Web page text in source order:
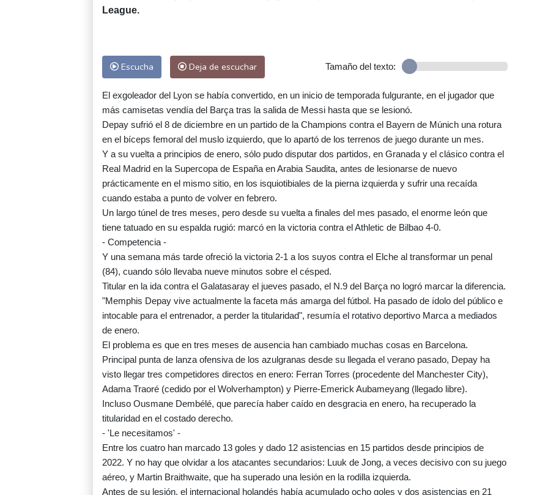
League.
Escucha Deja de escuchar Tamaño del texto:
El exgoleador del Lyon se había convertido, en un inicio de temporada fulgurante, en el jugador que
más camisetas vendía del Barça tras la salida de Messi hasta que se lesionó.
Depay sufrió el 8 de diciembre en un partido de la Champions contra el Bayern de Múnich una rotura
en el bíceps femoral del muslo izquierdo, que lo apartó de los terrenos de juego durante un mes.
Y a su vuelta a principios de enero, sólo pudo disputar dos partidos, en Granada y el clásico contra el
Real Madrid en la Supercopa de España en Arabia Saudita, antes de lesionarse de nuevo
prácticamente en el mismo sitio, en los isquiotibiales de la pierna izquierda y sufrir una recaída
cuando estaba a punto de volver en febrero.
Un largo túnel de tres meses, pero desde su vuelta a finales del mes pasado, el enorme león que
tiene tatuado en su espalda rugió: marcó en la victoria contra el Athletic de Bilbao 4-0.
- Competencia -
Y una semana más tarde ofreció la victoria 2-1 a los suyos contra el Elche al transformar un penal
(84), cuando sólo llevaba nueve minutos sobre el césped.
Titular en la ida contra el Galatasaray el jueves pasado, el N.9 del Barça no logró marcar la diferencia.
"Memphis Depay vive actualmente la faceta más amarga del fútbol. Ha pasado de ídolo del público e
intocable para el entrenador, a perder la titularidad", resumía el rotativo deportivo Marca a mediados
de enero.
El problema es que en tres meses de ausencia han cambiado muchas cosas en Barcelona.
Principal punta de lanza ofensiva de los azulgranas desde su llegada el verano pasado, Depay ha
visto llegar tres competidores directos en enero: Ferran Torres (procedente del Manchester City),
Adama Traoré (cedido por el Wolverhampton) y Pierre-Emerick Aubameyang (llegado libre).
Incluso Ousmane Dembélé, que parecía haber caído en desgracia en enero, ha recuperado la
titularidad en el costado derecho.
- 'Le necesitamos' -
Entre los cuatro han marcado 13 goles y dado 12 asistencias en 15 partidos desde principios de
2022. Y no hay que olvidar a los atacantes secundarios: Luuk de Jong, a veces decisivo con su juego
aéreo, y Martin Braithwaite, que ha superado una lesión en la rodilla izquierda.
Antes de su lesión, el internacional holandés había acumulado ocho goles y dos asistencias en 21